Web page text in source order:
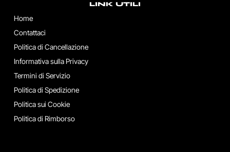
LINK UTILI
Home
Contattaci
Politica di Cancellazione
Informativa sulla Privacy
Termini di Servizio
Politica di Spedizione
Politica sui Cookie
Politica di Rimborso